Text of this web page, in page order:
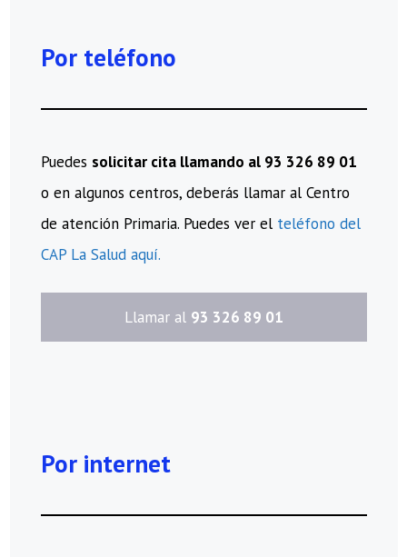
Por teléfono
Puedes solicitar cita llamando al 93 326 89 01
o en algunos centros, deberás llamar al Centro
de atención Primaria. Puedes ver el teléfono del
CAP La Salud aquí.
​Llamar al 93 326 89 01
Por internet